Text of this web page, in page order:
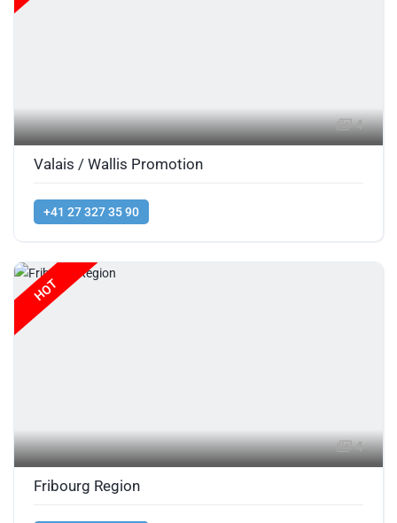
4
Valais / Wallis Promotion
+41 27 327 35 90
HOT
4
Fribourg Region